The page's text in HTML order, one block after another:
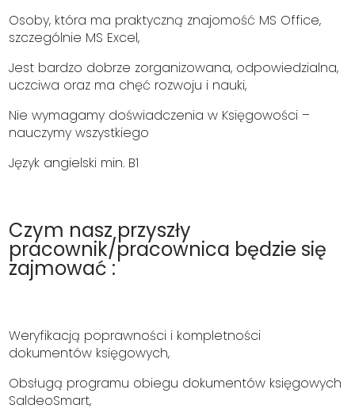
Osoby, która ma praktyczną znajomość MS Office,
szczególnie MS Excel,
Jest bardzo dobrze zorganizowana, odpowiedzialna,
uczciwa oraz ma chęć rozwoju i nauki,
Nie wymagamy doświadczenia w Księgowości –
nauczymy wszystkiego
Język angielski min. B1
Czym nasz przyszły
pracownik/pracownica będzie się
zajmować :
Weryfikacją poprawności i kompletności
dokumentów księgowych,
Obsługą programu obiegu dokumentów księgowych
SaldeoSmart,